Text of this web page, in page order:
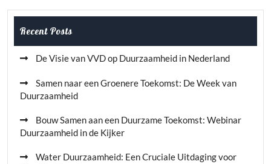
Recent Posts
De Visie van VVD op Duurzaamheid in Nederland
Samen naar een Groenere Toekomst: De Week van
Duurzaamheid
Bouw Samen aan een Duurzame Toekomst: Webinar
Duurzaamheid in de Kijker
Water Duurzaamheid: Een Cruciale Uitdaging voor